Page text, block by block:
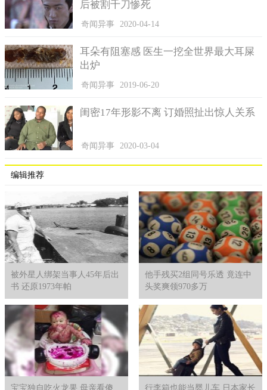
不少住户家中马桶旁边，都安装着一个小小的神奇水龙头。
也有网友表示，其实很多国家没有像是日本式的免治马桶，
用且冲进马桶，较能保持清洁。菲律宾国家都是水洗，所以师傅
以用、泰国几乎每个马桶都有。另外也有不同于原PO的水电师傅
表示，一开始用途倾向清洗臀部，但后来随着个人需求不同，也
演化出不同使用方法。
后被割千刀惨死
奇闻异事 2020-04-14
耳朵有阻塞感 医生一挖全世界最大耳屎
出炉
奇闻异事 2019-06-20
闺密17年形影不离 订婚照扯出惊人关系
奇闻异事 2020-03-04
编辑推荐
被外星人绑架当事人45年后出
书 还原1973年帕
他手残买2组同号乐透 竟连中
头奖爽领970多万
宝宝独自吃火龙果 母亲看傻 行李箱也能当婴儿车 日本家长